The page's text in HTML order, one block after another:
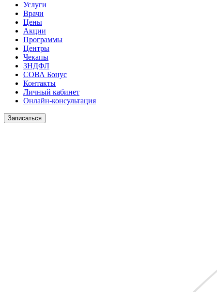
Услуги
Врачи
Цены
Акции
Программы
Центры
Чекапы
3НДФЛ
СОВА Бонус
Контакты
Личный кабинет
Онлайн-консультация
Записаться